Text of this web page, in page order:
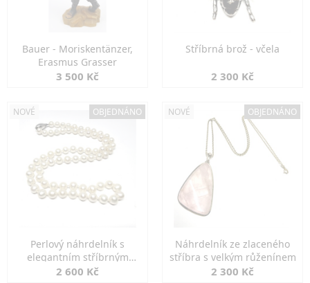
Bauer - Moriskentänzer,
Erasmus Grasser
3 500 Kč
Stříbrná brož - včela
2 300 Kč
NOVÉ OBJEDNÁNO
Perlový náhrdelník s
elegantním stříbrným
zapínáním
2 600 Kč
NOVÉ OBJEDNÁNO
Náhrdelník ze zlaceného
stříbra s velkým růženínem
2 300 Kč